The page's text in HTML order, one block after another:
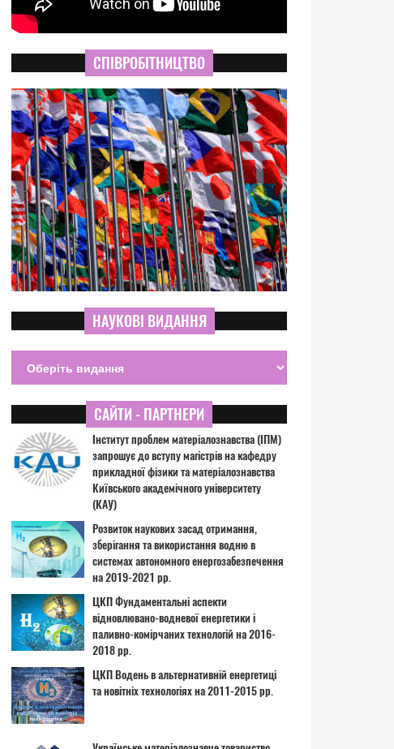
СПІВРОБІТНИЦТВО
НАУКОВІ ВИДАННЯ
САЙТИ - ПАРТНЕРИ
Інститут проблем матеріалознавства (ІПМ)
запрошує до вступу магістрів на кафедру
прикладної фізики та матеріалознавства
Київського академічного університету
(КАУ)
Розвиток наукових засад отримання,
зберігання та використання водню в
системах автономного енергозабезпечення
на 2019-2021 рр.
ЦКП Фундаментальні аспекти
відновлювано-водневої енергетики і
паливно-комірчаних технологій на 2016-
2018 рр.
ЦКП Водень в альтернативній енергетиці
та новітніх технологіях на 2011-2015 рр.